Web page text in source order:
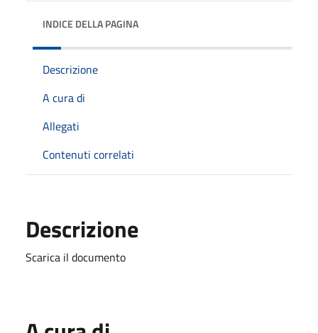
INDICE DELLA PAGINA
Descrizione
A cura di
Allegati
Contenuti correlati
Descrizione
Scarica il documento